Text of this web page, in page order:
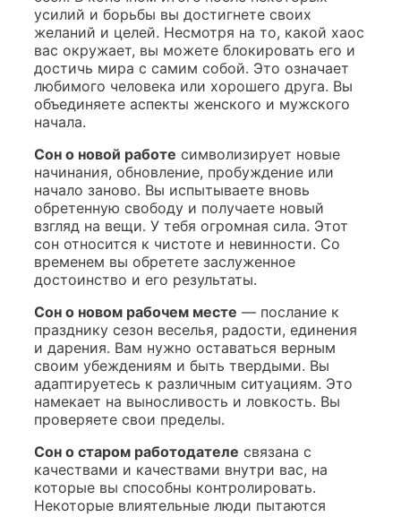
усилий и борьбы вы достигнете своих
желаний и целей. Несмотря на то, какой хаос
вас окружает, вы можете блокировать его и
достичь мира с самим собой. Это означает
любимого человека или хорошего друга. Вы
объединяете аспекты женского и мужского
начала.
Сон о новой работе символизирует новые
начинания, обновление, пробуждение или
начало заново. Вы испытываете вновь
обретенную свободу и получаете новый
взгляд на вещи. У тебя огромная сила. Этот
сон относится к чистоте и невинности. Со
временем вы обретете заслуженное
достоинство и его результаты.
Сон о новом рабочем месте — послание к
празднику сезон веселья, радости, единения
и дарения. Вам нужно оставаться верным
своим убеждениям и быть твердыми. Вы
адаптируетесь к различным ситуациям. Это
намекает на выносливость и ловкость. Вы
проверяете свои пределы.
Сон о старом работодателе связана с
качествами и качествами внутри вас, на
которые вы способны контролировать.
Некоторые влиятельные люди пытаются